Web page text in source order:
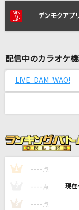
リアル
世界に一つだけ
くちづけ
[生音]カブトムシ
aiko
FUNKY MONKEY BABYS
デンモクアプ
配信中のカラオケ
LIVE DAM WAO!
1 ---- 点 ----
---- 点 ----
3 ---- 点 ----